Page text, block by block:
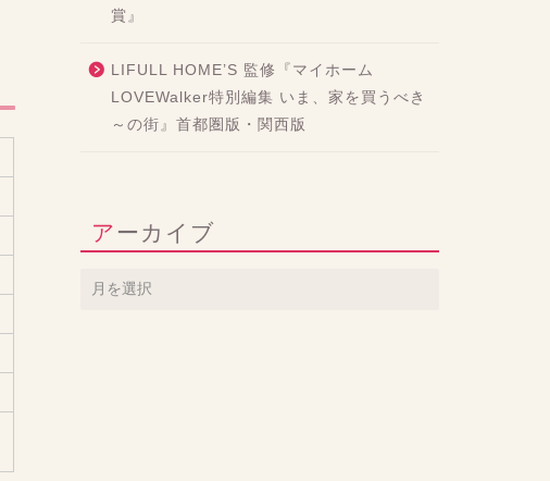
賞』
LIFULL HOME’S 監修『マイホーム
LOVEWalker特別編集 いま、家を買うべき
～の街』首都圏版・関西版
アーカイブ